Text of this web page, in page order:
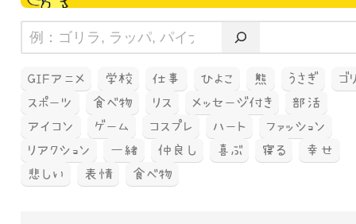
GIFアニメ 学校 仕事 ひよこ 熊 うさぎ
ゴ
スポーツ
食べ物 リス メッセージ付き
部活
アイコン
ゲーム コスプレ ハート
ファッション
リアクション
一緒 仲良し 喜ぶ 寝る
幸せ
悲しい
表情 食べ物